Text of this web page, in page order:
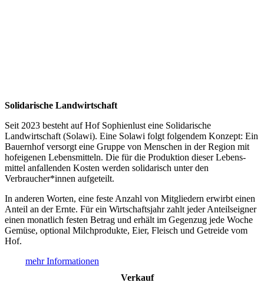
Solidarische Landwirtschaft
Seit 2023 besteht auf Hof Sophienlust eine Solidarische
Landwirtschaft (Solawi). Eine Solawi folgt folgendem Konzept: Ein
Bauern­hof versorgt eine Gruppe von Menschen in der Region mit
hof­eigenen Lebens­mitteln. Die für die Produktion dieser Lebens­
mittel anfallenden Kosten werden solidarisch unter den
Verbraucher*­innen aufgeteilt.
In anderen Worten, eine feste Anzahl von Mitgliedern erwirbt einen
Anteil an der Ernte. Für ein Wirtschaftsjahr zahlt jeder Anteilseigner
einen monatlich festen Betrag und erhält im Gegenzug jede Woche
Gemüse, optional Milchprodukte, Eier, Fleisch und Getreide vom
Hof.
mehr Informationen
Verkauf